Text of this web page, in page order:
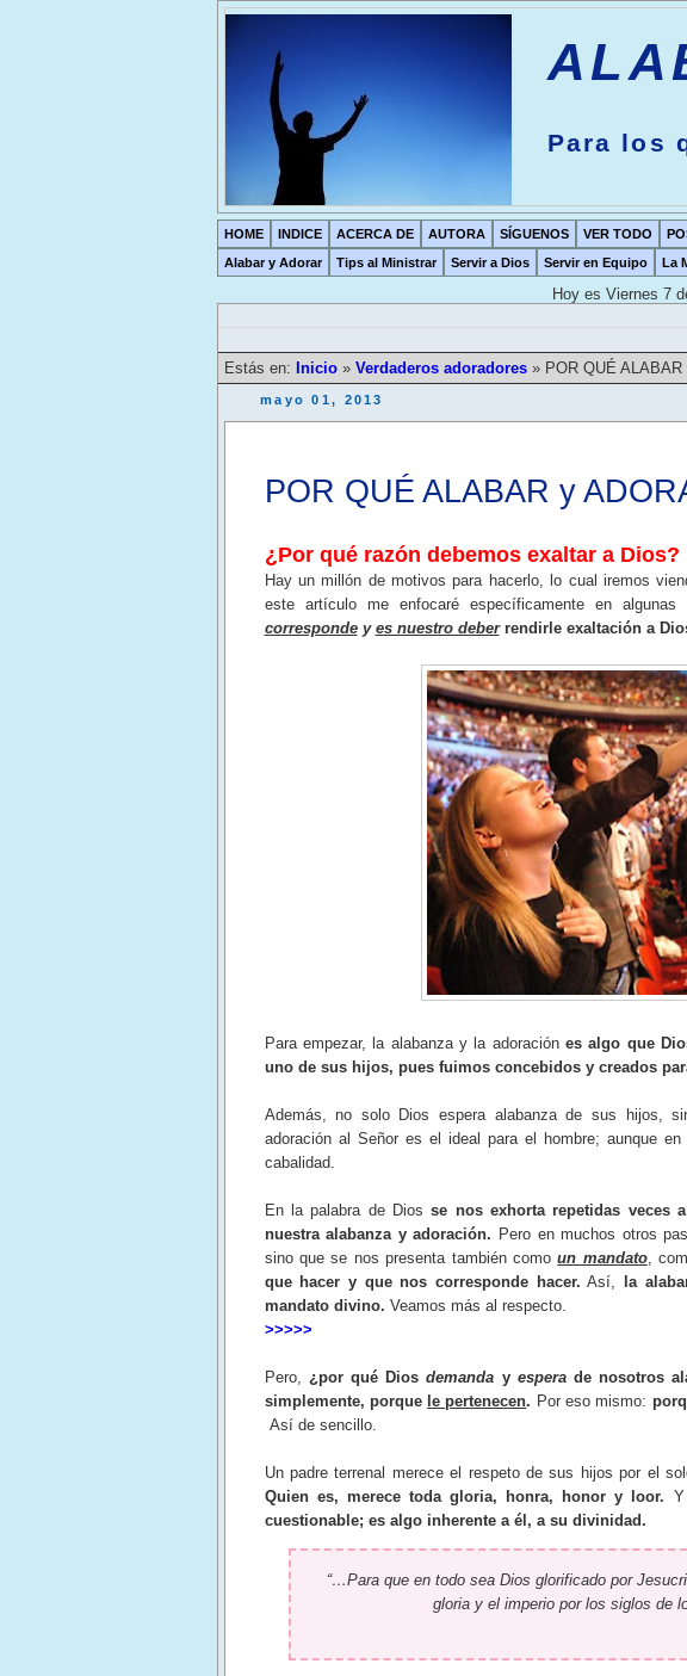
Para los
HOME INDICE ACERCA DE AUTORA SÍGUENOS VER TODO
Alabar y Adorar
Tips al Ministrar Servir a Dios Servir en Equipo La
Hoy es Viernes 7
Estás en: Inicio » Verdaderos adoradores » POR QUÉ
mayo 01, 2013
POR QUÉ ALABAR y
¿Por qué razón debemos exaltar a Dios?
Hay un millón de motivos para hacerlo, lo cual iremos
este artículo me enfocaré específicamente en algunas
correspondey es nuestro deberrendirle exaltación a
Para empezar, la alabanza y la adoración es algo que
uno de sus hijos, pues fuimos concebidos y creados
Además, no solo Dios espera alabanza de sus hijos,
adoración al Señor es el ideal para el hombre; aunque
cabalidad.
En la palabra de Diosse nos exhorta repetidas veces
nuestra alabanza y adoración. Pero en muchos otros
sino que se nos presenta también comoun mandato,
que hacer y que nos corresponde hacer. Así,
la
mandato divino. Veamos más al respecto.
>>>>>
Pero, ¿por qué Diosdemanda y esperade nosotros
simplemente, porque le pertenecen. Por eso mismo:
Así de sencillo.
Un padre terrenal merece el respeto de sus hijos por el
Quien es, merece toda gloria, honra, honor y loor.
cuestionable; es algo inherente a él, a su divinidad.
“…Para que en todo sea Dios glorificado por
gloria y el imperio por los siglos de